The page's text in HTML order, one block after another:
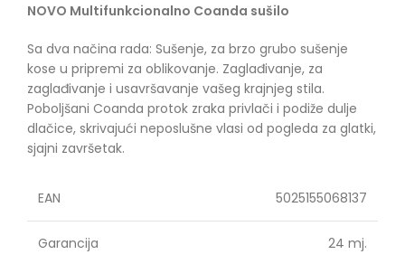
NOVO Multifunkcionalno Coanda sušilo
Sa dva načina rada: Sušenje, za brzo grubo sušenje
kose u pripremi za oblikovanje. Zaglađivanje, za
zaglađivanje i usavršavanje vašeg krajnjeg stila.
Poboljšani Coanda protok zraka privlači i podiže dulje
dlačice, skrivajući neposlušne vlasi od pogleda za glatki,
sjajni završetak.
EAN 5025155068137
Garancija 24 mj.